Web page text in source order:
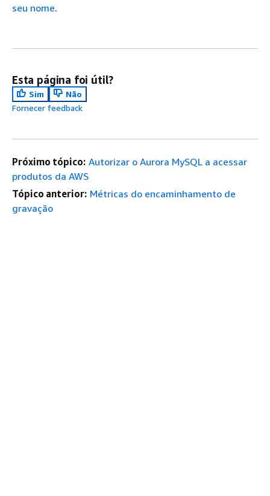
seu nome.
Esta página foi útil?
Sim
Não
Fornecer feedback
Próximo tópico: Autorizar o Aurora MySQL a acessar
produtos da AWS
Tópico anterior: Métricas do encaminhamento de
gravação